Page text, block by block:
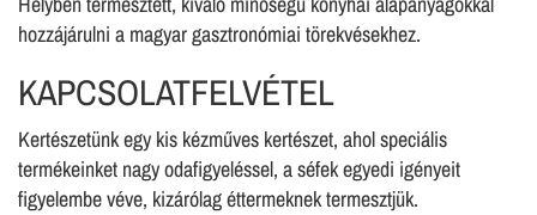
hozzájárulni a magyar gasztronómiai törekvésekhez.
KAPCSOLATFELVÉTEL
Kertészetünk egy kis kézműves kertészet, ahol speciális
termékeinket nagy odafigyeléssel, a séfek egyedi igényeit
figyelembe véve, kizárólag éttermeknek termesztjük.